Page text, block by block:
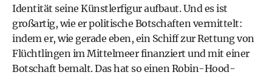
Identität seine Künstlerfigur aufbaut. Und es ist
großartig, wie er politische Botschaften vermittelt:
indem er, wie gerade eben, ein Schiff zur Rettung von
Flüchtlingen im Mittelmeer finanziert und mit einer
Botschaft bemalt. Das hat so einen Robin-Hood-